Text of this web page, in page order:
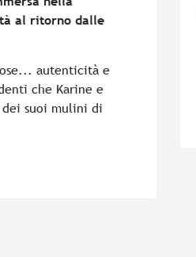
al ritorno dalle
autenticità e
che Karine e
suoi mulini di